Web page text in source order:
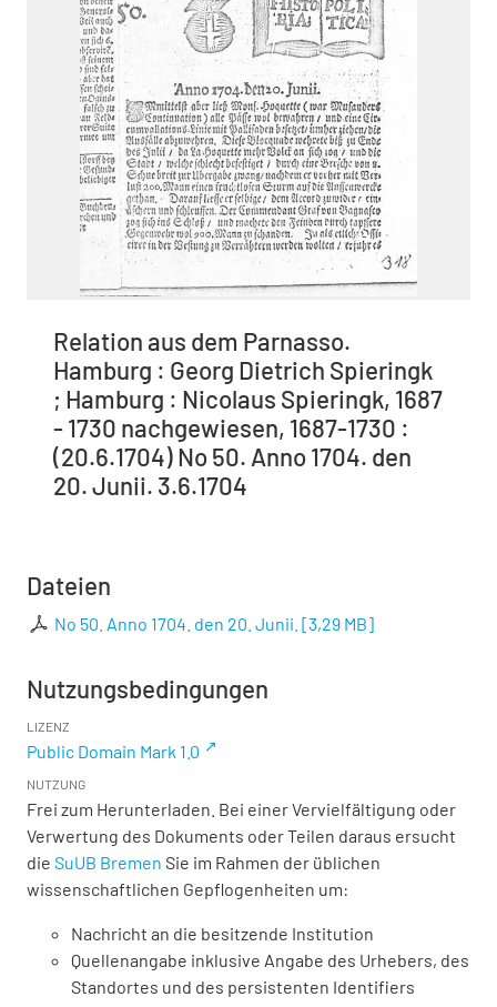
Relation aus dem Parnasso.
Hamburg : Georg Dietrich Spieringk
; Hamburg : Nicolaus Spieringk, 1687
- 1730 nachgewiesen, 1687-1730 :
(20.6.1704) No 50. Anno 1704. den
20. Junii. 3.6.1704
Dateien
No 50. Anno 1704. den 20. Junii. [3,29 MB]
Nutzungsbedingungen
LIZENZ
Public Domain Mark 1.0
NUTZUNG
Frei zum Herunterladen. Bei einer Vervielfältigung oder
Verwertung des Dokuments oder Teilen daraus ersucht
die SuUB Bremen Sie im Rahmen der üblichen
wissenschaftlichen Gepflogenheiten um:
Nachricht an die besitzende Institution
Quellenangabe inklusive Angabe des Urhebers, des
Standortes und des persistenten Identifiers